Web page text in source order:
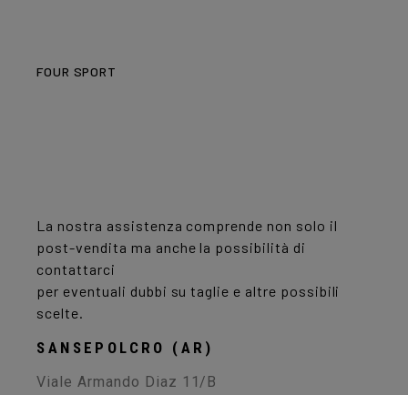
FOUR SPORT
La nostra assistenza comprende non solo il
post-vendita ma anche la possibilità di
contattarci
per eventuali dubbi su taglie e altre possibili
scelte.
SANSEPOLCRO (AR)
Viale Armando Diaz 11/B